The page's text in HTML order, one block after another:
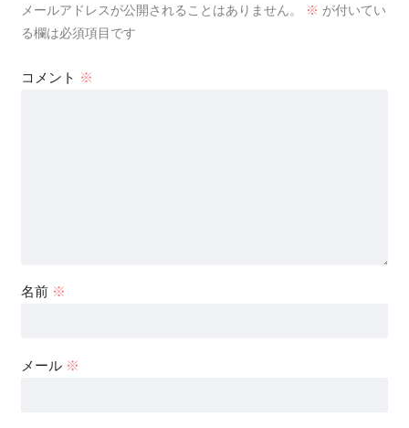
メールアドレスが公開されることはありません。 ※ が付いてい
る欄は必須項目です
コメント ※
名前 ※
メール ※